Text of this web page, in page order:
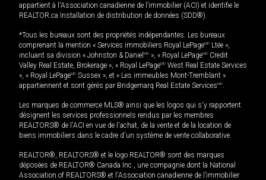
appartient à l'Association canadienne de l’immobilier (ACI) et identifie le
REALTOR.ca Installation de distribution de données (SDD®).
*Tous les bureaux sont des propriétés indépendantes. Les bureaux
comprenant la mention « Services immobiliers Royal LePageMD Ltée »,
incluant sa division « Johnston & Daniel MD », « Royal LePageMD Credit
Valley Real Estate, Brokerage », « Royal LePageMD West Real Estate Services
», « Royal LePageMD Sussex », et « Les immeubles Mont-Tremblant »
appartiennent et sont gérés par Bridgemarq Real Estate ServicesMD.
Les marques de commerce MLS® ainsi que les logos qui s'y rapportent
désignent les services professionnels rendus par les membres
REALTORS® de l'ACI en vue de l'achat, de la vente et de la location de
biens immobiliers dans le cadre d'un système de vente collaborative.
REALTOR®, REALTORS® et le logo REALTOR® sont des marques
déposées de REALTOR® Canada Inc., une compagnie dont la National
Association of REALTORS® et l'Association canadienne de l’immobilier